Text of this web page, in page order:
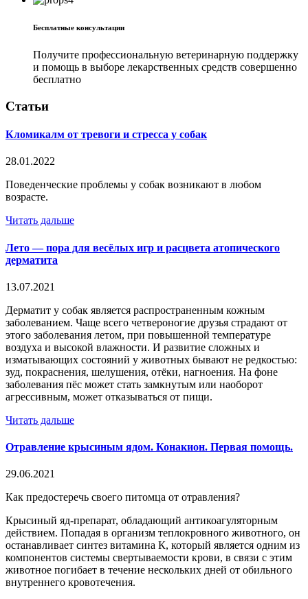
Бесплатные консультации
Получите профессиональную ветеринарную поддержку
и помощь в выборе лекарственных средств совершенно
бесплатно
Статьи
Клoмикалм от тревоги и стресса у собак
28.01.2022
Поведенческие проблемы у собак возникают в любом
возрасте.
Читать дальше
Лето — пора для весёлых игр и расцвета атопического
дерматита
13.07.2021
Дерматит у собак является распространенным кожным
заболеванием. Чаще всего четвероногие друзья страдают от
этого заболевания летом, при повышенной температуре
воздуха и высокой влажности. И развитие сложных и
изматывающих состояний у животных бывают не редкостью:
зуд, покраснения, шелушения, отёки, нагноения. На фоне
заболевания пёс может стать замкнутым или наоборот
агрессивным, может отказываться от пищи.
Читать дальше
Отравление крысиным ядом. Конакион. Первая помощь.
29.06.2021
Как предостеречь своего питомца от отравления?
Крысиный яд-препарат, обладающий антикоагуляторным
действием. Попадая в организм теплокровного животного, он
останавливает синтез витамина К, который является одним из
компонентов системы свертываемости крови, в связи с этим
животное погибает в течение нескольких дней от обильного
внутреннего кровотечения.